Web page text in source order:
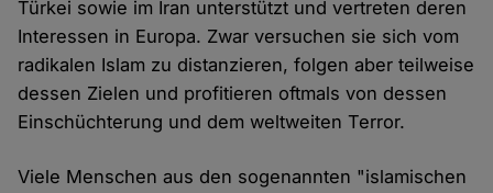
Türkei sowie im Iran unterstützt und vertreten deren
Interessen in Europa. Zwar versuchen sie sich vom
radikalen Islam zu distanzieren, folgen aber teilweise
dessen Zielen und profitieren oftmals von dessen
Einschüchterung und dem weltweiten Terror.
Viele Menschen aus den sogenannten "islamischen